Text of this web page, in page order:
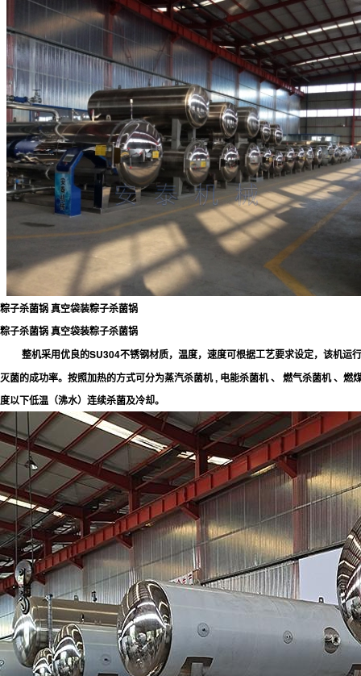
粽子杀菌锅 真空袋装粽子杀菌锅
粽子杀菌锅 真空袋装粽子杀菌锅
整机采用优良的SU304不锈钢材质，温度，速度可根据工艺要求设定，该机
灭菌的成功率。按照加热的方式可分为蒸汽杀菌机 , 电能杀菌机 、 燃气杀菌机 、
度以下低温（沸水）连续杀菌及冷却。